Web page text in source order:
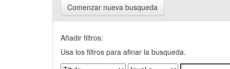
Comenzar nueva busqueda
Añadir filtros:
Usa los filtros para afinar la busqueda.